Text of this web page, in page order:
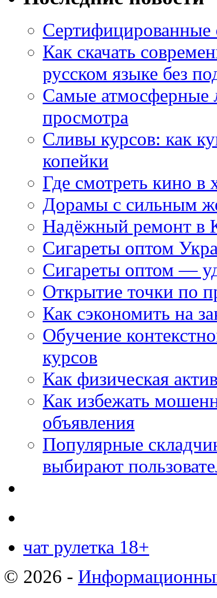
Как скачать
русском языке без
Самые атмосферные
просмотра
Сливы курсов: как
копейки
Где смотреть кино в
Дорамы с сильным
Надёжный ремонт в
Сигареты оптом
Сигареты оптом —
Открытие точки по
Как сэкономить на
Обучение
курсов
Как физическая
Как избежать
объявления
Популярные
выбирают
чат рулетка 18+
© 2026 -